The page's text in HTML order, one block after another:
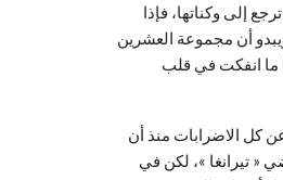
إلى وكناتها، فإذا
أن مجموعة العشرين
ما انفكت في قلب
كل الاضرابات منذ أن
« تيرانغا »، لكن في